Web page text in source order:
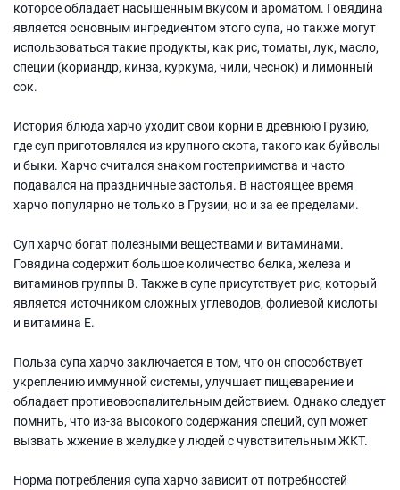
которое обладает насыщенным вкусом и ароматом. Говядина
является основным ингредиентом этого супа, но также могут
использоваться такие продукты, как рис, томаты, лук, масло,
специи (кориандр, кинза, куркума, чили, чеснок) и лимонный
сок.
История блюда харчо уходит свои корни в древнюю Грузию,
где суп приготовлялся из крупного скота, такого как буйволы
и быки. Харчо считался знаком гостеприимства и часто
подавался на праздничные застолья. В настоящее время
харчо популярно не только в Грузии, но и за ее пределами.
Суп харчо богат полезными веществами и витаминами.
Говядина содержит большое количество белка, железа и
витаминов группы В. Также в супе присутствует рис, который
является источником сложных углеводов, фолиевой кислоты
и витамина Е.
Польза супа харчо заключается в том, что он способствует
укреплению иммунной системы, улучшает пищеварение и
обладает противовоспалительным действием. Однако следует
помнить, что из-за высокого содержания специй, суп может
вызвать жжение в желудке у людей с чувствительным ЖКТ.
Норма потребления супа харчо зависит от потребностей